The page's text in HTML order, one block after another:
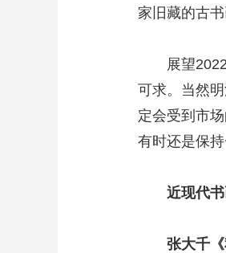
家旧藏的古
展望2022
可求。当然
定会受到市
有时还是保持
近现代书
张大千《